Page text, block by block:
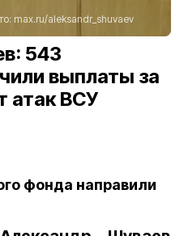
max.ru/aleksandr_shuvaev
543
выплаты за
атак ВСУ
фонда направили